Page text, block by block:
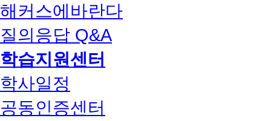
해커스에바란다
질의응답 Q&A
학습지원센터
학사일정
공동인증센터